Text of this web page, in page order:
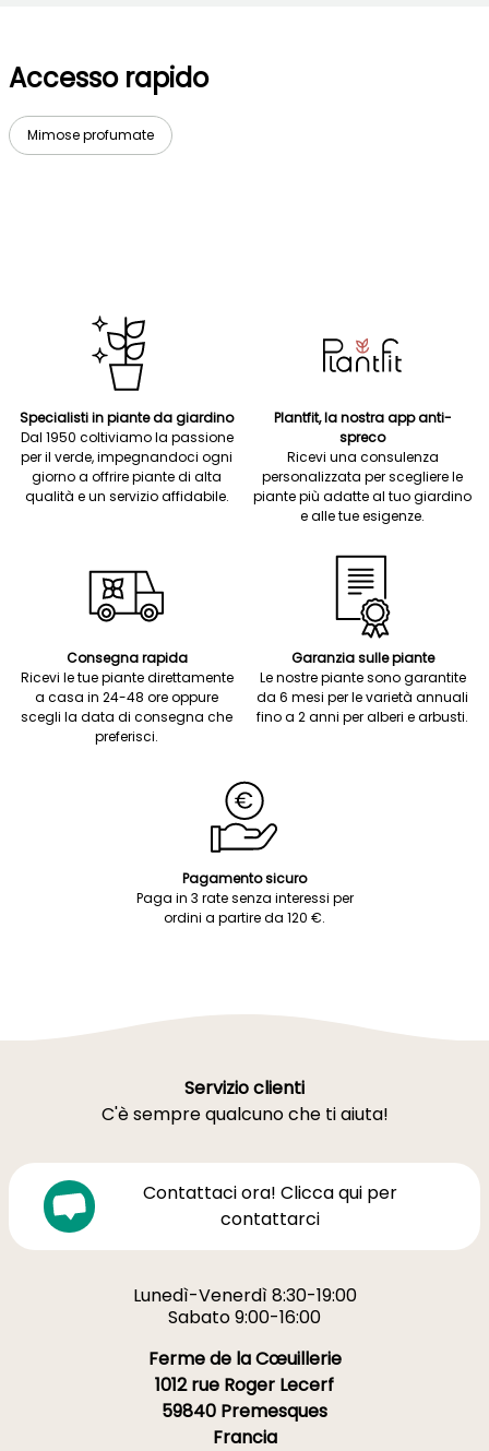
Accesso rapido
Mimose profumate
Specialisti in piante da giardino
Dal 1950 coltiviamo la passione
per il verde, impegnandoci ogni
giorno a offrire piante di alta
qualità e un servizio affidabile.
Plantfit, la nostra app anti-
spreco
Ricevi una consulenza
personalizzata per scegliere le
piante più adatte al tuo giardino
e alle tue esigenze.
Consegna rapida
Ricevi le tue piante direttamente
a casa in 24-48 ore oppure
scegli la data di consegna che
preferisci.
Garanzia sulle piante
Le nostre piante sono garantite
da 6 mesi per le varietà annuali
fino a 2 anni per alberi e arbusti.
Pagamento sicuro
Paga in 3 rate senza interessi per
ordini a partire da 120 €.
Servizio clienti
C'è sempre qualcuno che ti aiuta!
Contattaci ora! Clicca qui per
contattarci
Lunedì-Venerdì 8:30-19:00
Sabato 9:00-16:00
Ferme de la Cœuillerie
1012 rue Roger Lecerf
59840 Premesques
Francia